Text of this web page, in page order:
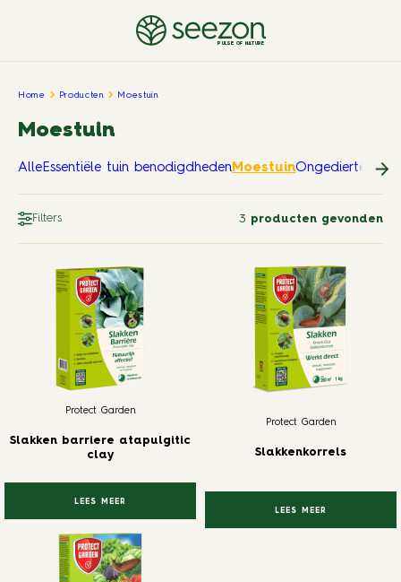
PULSE OF NATURE
Home Producten Moestuin
Moestuin
AlleEssentiële tuin benodigdhedenMoestuinOngedierte in
Filters 3 producten gevonden
Protect Garden
Slakken barriere atapulgitic
clay
LEES MEER
Protect Garden
Slakkenkorrels
LEES MEER